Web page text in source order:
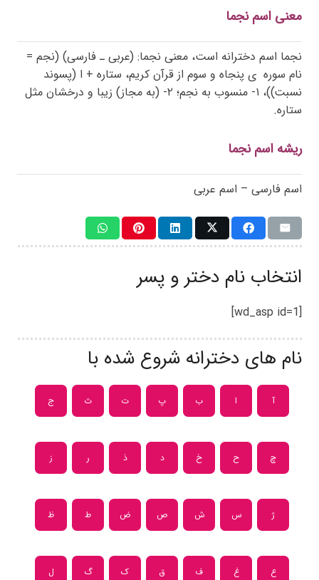
معنی اسم نجما
نجما اسم دخترانه است، معنی نجما: (عربی ـ فارسی) (نجم =
نام سوره ی پنجاه و سوم از قرآن کریم، ستاره + ا (پسوند
نسبت))، ۱- منسوب به نجم؛ ۲- (به مجاز) زیبا و درخشان مثل
ستاره.
ریشه اسم نجما
اسم فارسی – اسم عربی
انتخاب نام دختر و پسر
[wd_asp id=1]
نام های دخترانه شروع شده با
آ ا ب پ ت ث ج
چ ح خ د ذ ر ز
ژ س ش ص ض ط ظ
ع غ ف ق ک گ ل